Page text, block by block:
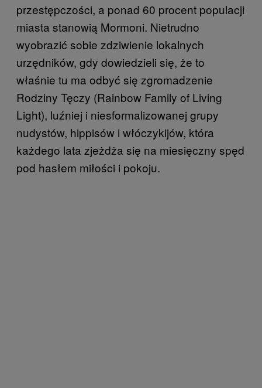
przestępczości, a ponad 60 procent populacji
miasta stanowią Mormoni. Nietrudno
wyobrazić sobie zdziwienie lokalnych
urzędników, gdy dowiedzieli się, że to
właśnie tu ma odbyć się zgromadzenie
Rodziny Tęczy (Rainbow Family of Living
Light), luźniej i niesformalizowanej grupy
nudystów, hippisów i włóczykijów, która
każdego lata zjeżdża się na miesięczny spęd
pod hasłem miłości i pokoju.